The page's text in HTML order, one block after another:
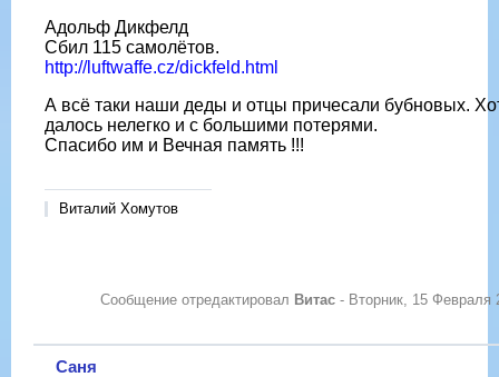
Адольф Дикфелд
Сбил 115 самолётов.
http://luftwaffe.cz/dickfeld.html
А всё таки наши деды и отцы причесали бубновых.
далось нелегко и с большими потерями.
Спасибо им и Вечная память !!!
Виталий Хомутов
Сообщение отредактировал Витас - Вторник, 15 Февраля
Саня